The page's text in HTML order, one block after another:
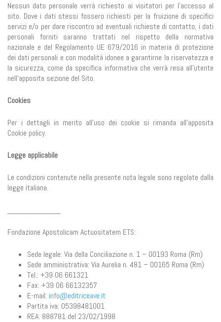
Nessun dato personale verrà richiesto ai visitatori per l'accesso al
sito. Dove i dati stessi fossero richiesti per la fruizione di specifici
servizi e/o per dare riscontro ad eventuali richieste di contatto, i dati
personali forniti saranno trattati nel rispetto della normativa
nazionale e del Regolamento UE 679/2016 in materia di protezione
dei dati personali e con modalità idonee a garantirne la riservatezza e
la sicurezza, come da specifica informativa che verrà resa all’utente
nell’apposita sezione del Sito.
Cookies
Per i dettagli in merito all’uso dei cookie si rimanda all’apposita
Cookie policy.
Legge applicabile
Le condizioni contenute nella presente nota legale sono regolate dalla
legge italiana.
Fondazione Apostolicam Actuositatem ETS:
Sede legale: Via della Conciliazione n. 1 – 00193 Roma (Rm)
Sede amministrativa: Via Aurelia n. 481 – 00165 Roma (Rm)
Tel.: +39 06 661321
Fax: +39 06 66132357
E-mail: info@editriceave.it
Partita iva: 05398481001
REA: 888781 del 23/02/1998